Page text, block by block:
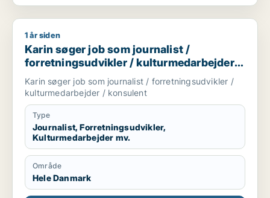
Karin søger job som journalist / forretningsudvikler /
1 år siden
Karin søger job som journalist /
forretningsudvikler / kulturmedarbejder /
konsulent
Karin søger job som journalist / forretningsudvikler /
kulturmedarbejder / konsulent
Type
Journalist, Forretningsudvikler,
Kulturmedarbejder mv.
Område
Hele Danmark